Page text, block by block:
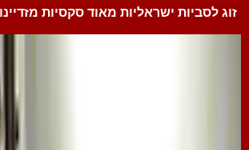
זוג לסביות ישראליות מאוד סקסיות